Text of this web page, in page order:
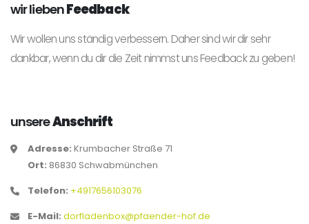
wir liebenFeedback
Wir wollen uns ständig verbessern. Daher sind wir dir sehr
dankbar, wenn du dir die Zeit nimmst uns Feedback zu geben!
unsereAnschrift
Adresse: Krumbacher Straße 71
Ort: 86830 Schwabmünchen
Telefon: +4917656103076
E-Mail: dorfladenbox@pfaender-hof.de